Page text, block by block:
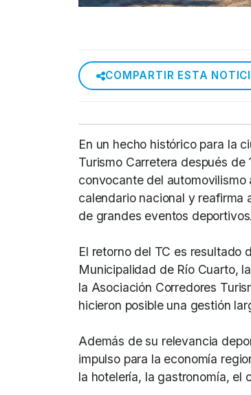
COMPARTIR ESTA
En un hecho histórico para la
Turismo Carretera después
convocante del
calendario nacional y reafirma
de grandes eventos deportivos.
El retorno del TC es resultado
Municipalidad de Río Cuarto,
la Asociación Corredores
hicieron posible una gestión
Además de su relevancia
impulso para la economía
la hotelería, la gastronomía, el